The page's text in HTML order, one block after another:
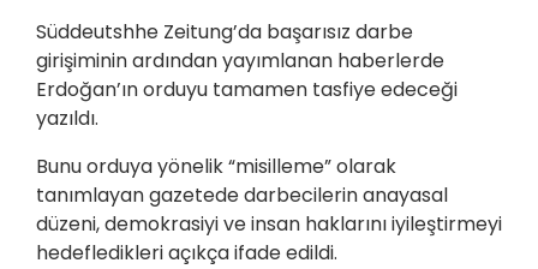
Süddeutshhe Zeitung’da başarısız darbe
girişiminin ardından yayımlanan haberlerde
Erdoğan’ın orduyu tamamen tasfiye edeceği
yazıldı.
Bunu orduya yönelik “misilleme” olarak
tanımlayan gazetede darbecilerin anayasal
düzeni, demokrasiyi ve insan haklarını iyileştirmeyi
hedefledikleri açıkça ifade edildi.